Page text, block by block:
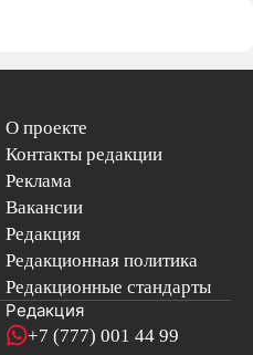
О проекте
Контакты редакции
Реклама
Вакансии
Редакция
Редакционная политика
Редакционные стандарты
Редакция
+7 (777) 001 44 99